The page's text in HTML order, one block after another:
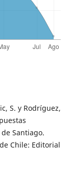
S. y Rodríguez,
Santiago.
Chile: Editorial